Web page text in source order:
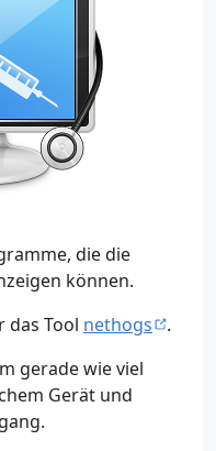
die die
können.
Tool nethogs
.
gerade wie viel
Gerät und